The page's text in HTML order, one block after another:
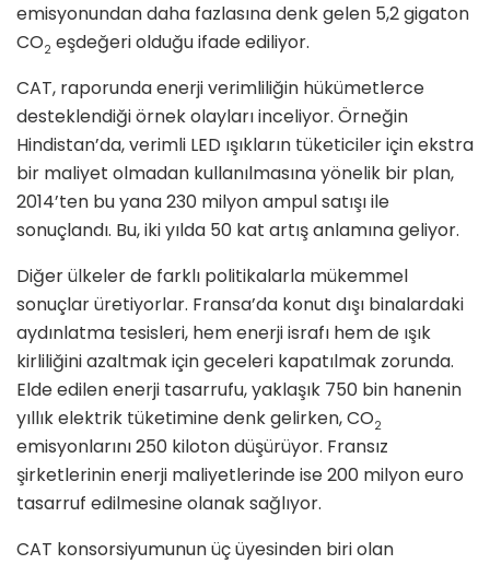
emisyonundan daha fazlasına denk gelen 5,2 gigaton
CO2 eşdeğeri olduğu ifade ediliyor.
CAT, raporunda enerji verimliliğin hükümetlerce
desteklendiği örnek olayları inceliyor. Örneğin
Hindistan’da, verimli LED ışıkların tüketiciler için ekstra
bir maliyet olmadan kullanılmasına yönelik bir plan,
2014’ten bu yana 230 milyon ampul satışı ile
sonuçlandı. Bu, iki yılda 50 kat artış anlamına geliyor.
Diğer ülkeler de farklı politikalarla mükemmel
sonuçlar üretiyorlar. Fransa’da konut dışı binalardaki
aydınlatma tesisleri, hem enerji israfı hem de ışık
kirliliğini azaltmak için geceleri kapatılmak zorunda.
Elde edilen enerji tasarrufu, yaklaşık 750 bin hanenin
yıllık elektrik tüketimine denk gelirken, CO2
emisyonlarını 250 kiloton düşürüyor. Fransız
şirketlerinin enerji maliyetlerinde ise 200 milyon euro
tasarruf edilmesine olanak sağlıyor.
CAT konsorsiyumunun üç üyesinden biri olan